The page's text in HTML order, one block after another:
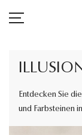
SCHMUCK
LIEBE &
Entdecken Sie
und Farbsteinen